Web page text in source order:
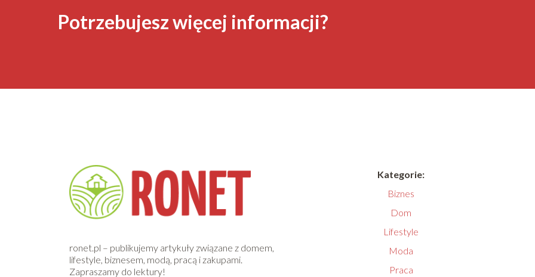
Potrzebujesz więcej informacji?
ronet.pl – publikujemy artykuły związane z domem,
lifestyle, biznesem, modą, pracą i zakupami.
Zapraszamy do lektury!
Kategorie:
Biznes
Dom
Lifestyle
Moda
Praca